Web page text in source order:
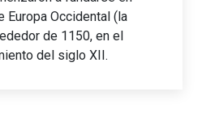
Occidental (la
de 1150, en el
del siglo XII.